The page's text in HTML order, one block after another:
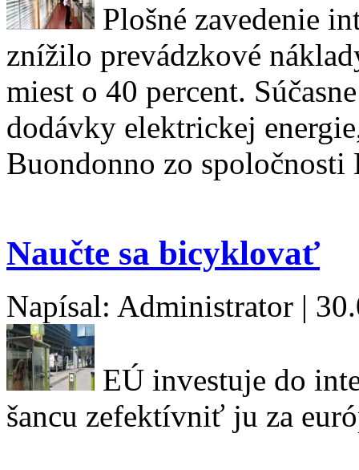
Plošné zavedenie
znížilo prevádzkové
miest o 40 percent.
dodávky elektrickej
Buondonno zo spoločnosti
Naučte sa bicyklovať
Napísal: Administrator |
EÚ investuje do
šancu zefektívniť ju za